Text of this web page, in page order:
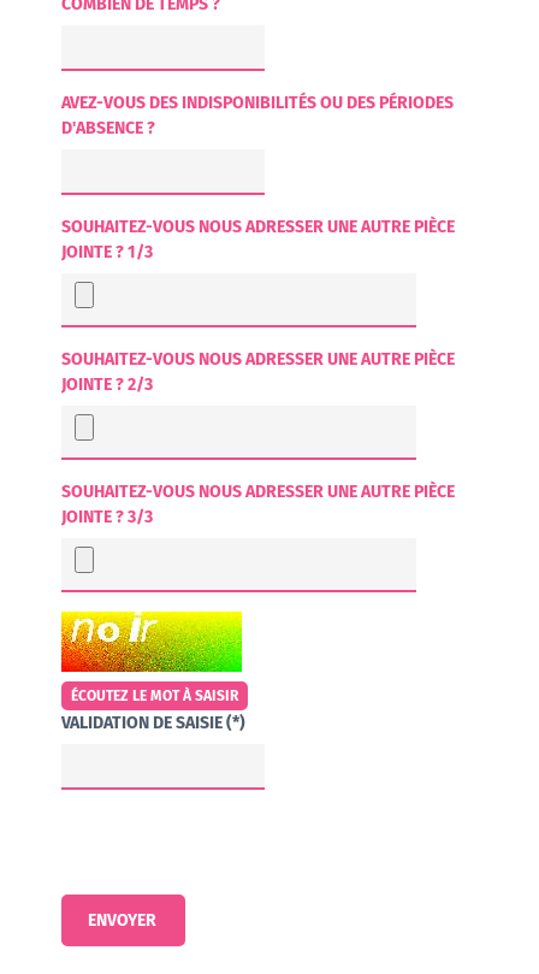
COMBIEN DE TEMPS ?
AVEZ-VOUS DES INDISPONIBILITÉS OU DES PÉRIODES
D'ABSENCE ?
SOUHAITEZ-VOUS NOUS ADRESSER UNE AUTRE PIÈCE
JOINTE ? 1/3
SOUHAITEZ-VOUS NOUS ADRESSER UNE AUTRE PIÈCE
JOINTE ? 2/3
SOUHAITEZ-VOUS NOUS ADRESSER UNE AUTRE PIÈCE
JOINTE ? 3/3
CHAMP POUR LES ROBOTS. SI VOUS ÊTES HUMAINS, MERCI DE
ÉCOUTEZ LE MOT À SAISIR
VALIDATION DE SAISIE (*)